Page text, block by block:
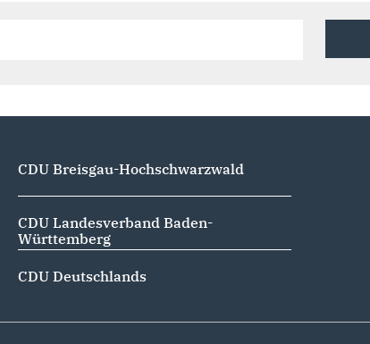
CDU Breisgau-Hochschwarzwald
CDU Landesverband Baden-
Württemberg
CDU Deutschlands